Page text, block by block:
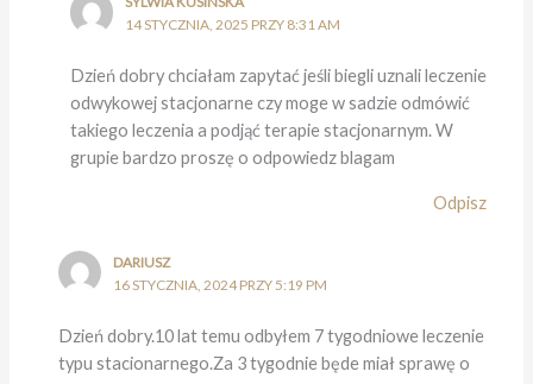
14 STYCZNIA, 2025 PRZY 8:31 AM
Dzień dobry chciałam zapytać jeśli biegli uznali leczenie
odwykowej stacjonarne czy moge w sadzie odmówić
takiego leczenia a podjąć terapie stacjonarnym. W
grupie bardzo proszę o odpowiedz blagam
Odpisz
DARIUSZ
16 STYCZNIA, 2024 PRZY 5:19 PM
Dzień dobry.10 lat temu odbyłem 7 tygodniowe leczenie
typu stacionarnego.Za 3 tygodnie będe miał sprawę o